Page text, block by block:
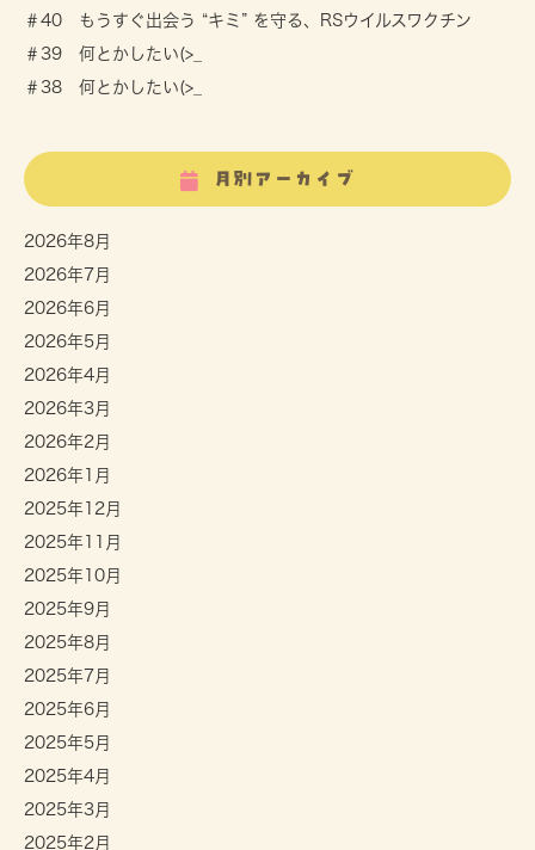
＃40 もうすぐ出会う “キミ” を守る、RSウイルスワクチン
＃39 何とかしたい(>_
＃38 何とかしたい(>_
月別アーカイブ
2026年8月
2026年7月
2026年6月
2026年5月
2026年4月
2026年3月
2026年2月
2026年1月
2025年12月
2025年11月
2025年10月
2025年9月
2025年8月
2025年7月
2025年6月
2025年5月
2025年4月
2025年3月
2025年2月